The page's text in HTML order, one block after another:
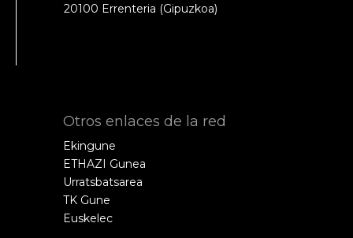
20100 Errenteria (Gipuzkoa)
Otros enlaces de la red
Ekingune
ETHAZI Gunea
Urratsbatsarea
TK Gune
Euskelec